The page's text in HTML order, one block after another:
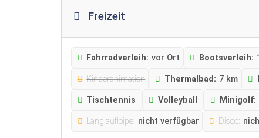
Freizeit
Fahrradverleih: vor Ort Bootsverleih:
Kinderanimation Thermalbad: 7 km
Tischtennis Volleyball Minigolf:
Langlaufloipe: nicht verfügbar Disco: